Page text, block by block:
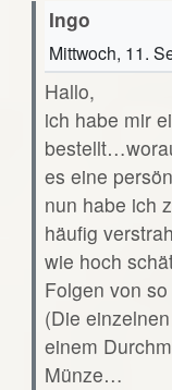
Ingo
Mittwoch, 11.
Hallo,
ich habe mir
es eine
nun habe ich
häufig
wie hoch
Folgen von
(Die
einem
Münze…